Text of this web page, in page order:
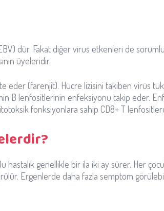
dür. Fakat diğer virus etkenleri de
üyeleridir.
(farenjit). Hücre lizisini takiben virüs
B lenfositlerinin enfeksiyonu takip eder.
fonksiyonlara sahip CD8+ T
hastalık genellikle bir ila iki ay sürer. Her
Ergenlerde daha fazla semptom